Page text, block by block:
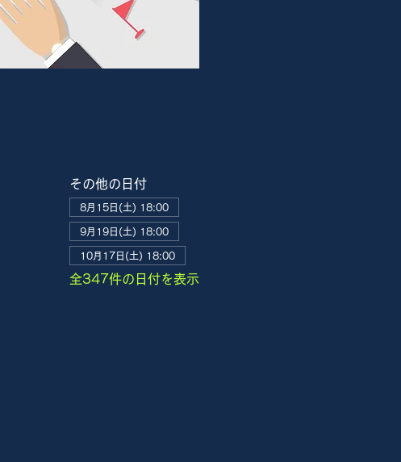
その他の日付
8月15日(土) 18:00
9月19日(土) 18:00
10月17日(土) 18:00
全347件の日付を表示